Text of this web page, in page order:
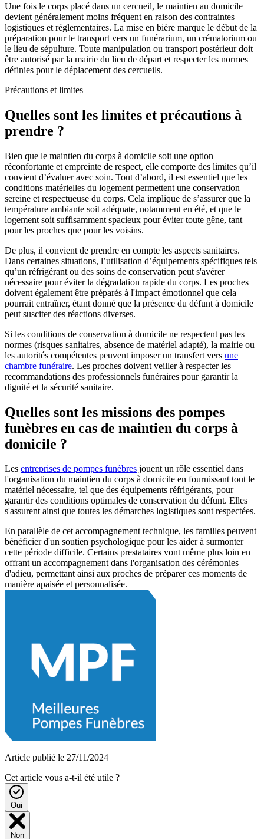
Une fois le corps placé dans un cercueil, le maintien au domicile
devient généralement moins fréquent en raison des contraintes
logistiques et réglementaires. La mise en bière marque le début de la
préparation pour le transport vers un funérarium, un crématorium ou
le lieu de sépulture. Toute manipulation ou transport postérieur doit
être autorisé par la mairie du lieu de départ et respecter les normes
définies pour le déplacement des cercueils.
Précautions et limites
Quelles sont les limites et précautions à
prendre ?
Bien que le maintien du corps à domicile soit une option
réconfortante et empreinte de respect, elle comporte des limites qu’il
convient d’évaluer avec soin. Tout d’abord, il est essentiel que les
conditions matérielles du logement permettent une conservation
sereine et respectueuse du corps. Cela implique de s’assurer que la
température ambiante soit adéquate, notamment en été, et que le
logement soit suffisamment spacieux pour éviter toute gêne, tant
pour les proches que pour les voisins.
De plus, il convient de prendre en compte les aspects sanitaires.
Dans certaines situations, l’utilisation d’équipements spécifiques tels
qu’un réfrigérant ou des soins de conservation peut s'avérer
nécessaire pour éviter la dégradation rapide du corps. Les proches
doivent également être préparés à l'impact émotionnel que cela
pourrait entraîner, étant donné que la présence du défunt à domicile
peut susciter des réactions diverses.
Si les conditions de conservation à domicile ne respectent pas les
normes (risques sanitaires, absence de matériel adapté), la mairie ou
les autorités compétentes peuvent imposer un transfert vers une
chambre funéraire. Les proches doivent veiller à respecter les
recommandations des professionnels funéraires pour garantir la
dignité et la sécurité sanitaire.
Quelles sont les missions des pompes
funèbres en cas de maintien du corps à
domicile ?
Les entreprises de pompes funèbres jouent un rôle essentiel dans
l'organisation du maintien du corps à domicile en fournissant tout le
matériel nécessaire, tel que des équipements réfrigérants, pour
garantir des conditions optimales de conservation du défunt. Elles
s'assurent ainsi que toutes les démarches logistiques sont respectées.
En parallèle de cet accompagnement technique, les familles peuvent
bénéficier d'un soutien psychologique pour les aider à surmonter
cette période difficile. Certains prestataires vont même plus loin en
offrant un accompagnement dans l'organisation des cérémonies
d'adieu, permettant ainsi aux proches de préparer ces moments de
manière apaisée et personnalisée.
Article publié le 27/11/2024
Cet article vous a-t-il été utile ?
Oui
Non